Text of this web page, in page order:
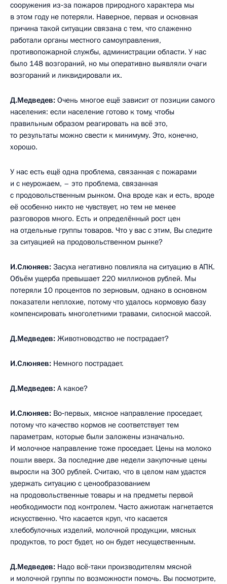
сооружения из‑за пожаров природного характера мы
в этом году не потеряли. Наверное, первая и основная
причина такой ситуации связана с тем, что слаженно
работали органы местного самоуправления,
противопожарной службы, администрации области. У нас
было 148 возгораний, но мы оперативно выявляли очаги
возгораний и ликвидировали их.
Д.Медведев: Очень многое ещё зависит от позиции самого
населения: если население готово к тому, чтобы
правильным образом реагировать на всё это,
то результаты можно свести к минимуму. Это, конечно,
хорошо.
У нас есть ещё одна проблема, связанная с пожарами
и с неурожаем, – это проблема, связанная
с продовольственным рынком. Она вроде как и есть, вроде
её особенно никто не чувствует, но тем не менее
разговоров много. Есть и определённый рост цен
на отдельные группы товаров. Что у вас с этим, Вы следите
за ситуацией на продовольственном рынке?
И.Слюняев: Засуха негативно повлияла на ситуацию в АПК.
Объём ущерба превышает 220 миллионов рублей. Мы
потеряли 10 процентов по зерновым, однако в основном
показатели неплохие, потому что удалось кормовую базу
компенсировать многолетними травами, силосной массой.
Д.Медведев: Животноводство не пострадает?
И.Слюняев: Немного пострадает.
Д.Медведев: А какое?
И.Слюняев: Во‑первых, мясное направление проседает,
потому что качество кормов не соответствует тем
параметрам, которые были заложены изначально.
И молочное направление тоже проседает. Цены на молоко
пошли вверх. За последние две недели закупочные цены
выросли на 300 рублей. Считаю, что в целом нам удастся
удержать ситуацию с ценообразованием
на продовольственные товары и на предметы первой
необходимости под контролем. Часто ажиотаж нагнетается
искусственно. Что касается круп, что касается
хлебобулочных изделий, молочной продукции, мясных
продуктов, то рост будет, но он будет несущественным.
Д.Медведев: Надо всё‑таки производителям мясной
и молочной группы по возможности помочь. Вы посмотрите,